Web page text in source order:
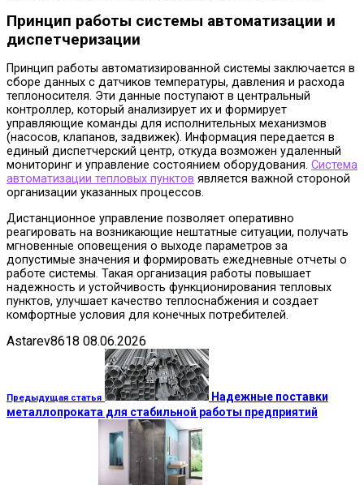
Принцип работы системы автоматизации и
диспетчеризации
Принцип работы автоматизированной системы заключается в
сборе данных с датчиков температуры, давления и расхода
теплоносителя. Эти данные поступают в центральный
контроллер, который анализирует их и формирует
управляющие команды для исполнительных механизмов
(насосов, клапанов, задвижек). Информация передается в
единый диспетчерский центр, откуда возможен удаленный
мониторинг и управление состоянием оборудования. Система
автоматизации тепловых пунктов является важной стороной
организации указанных процессов.
Дистанционное управление позволяет оперативно
реагировать на возникающие нештатные ситуации, получать
мгновенные оповещения о выходе параметров за
допустимые значения и формировать ежедневные отчеты о
работе системы. Такая организация работы повышает
надежность и устойчивость функционирования тепловых
пунктов, улучшает качество теплоснабжения и создает
комфортные условия для конечных потребителей.
Astarev8618 08.06.2026
Предыдущая статья
Надежные поставки
металлопроката для стабильной работы предприятий